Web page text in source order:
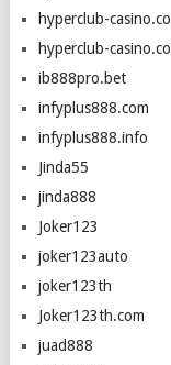
hyperclub-
hyperclub-
ib888pro.bet
infyplus888.com
infyplus888.info
Jinda55
jinda888
Joker123
joker123auto
joker123th
Joker123th.com
juad888